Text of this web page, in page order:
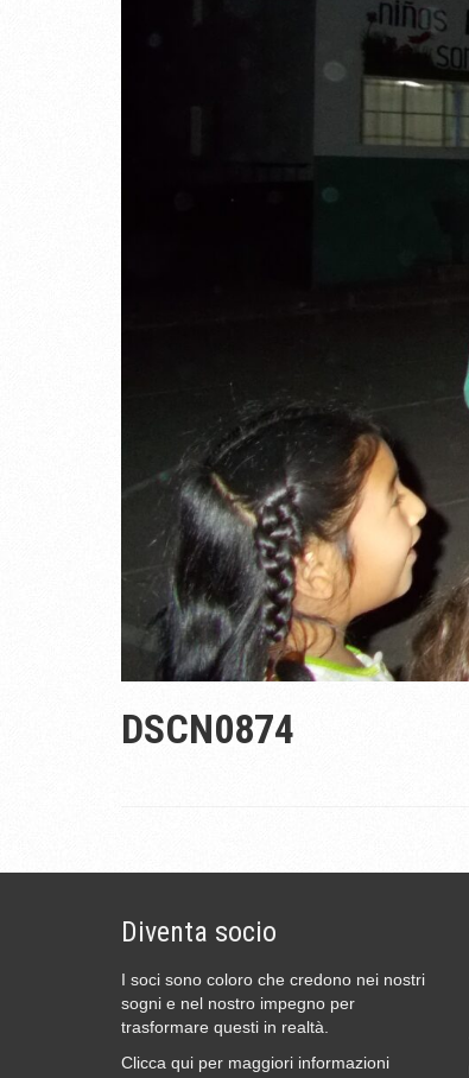
DSCN0874
Diventa socio
I soci sono coloro che credono nei nostri
sogni e nel nostro impegno per
trasformare questi in realtà.
Clicca qui per maggiori informazioni